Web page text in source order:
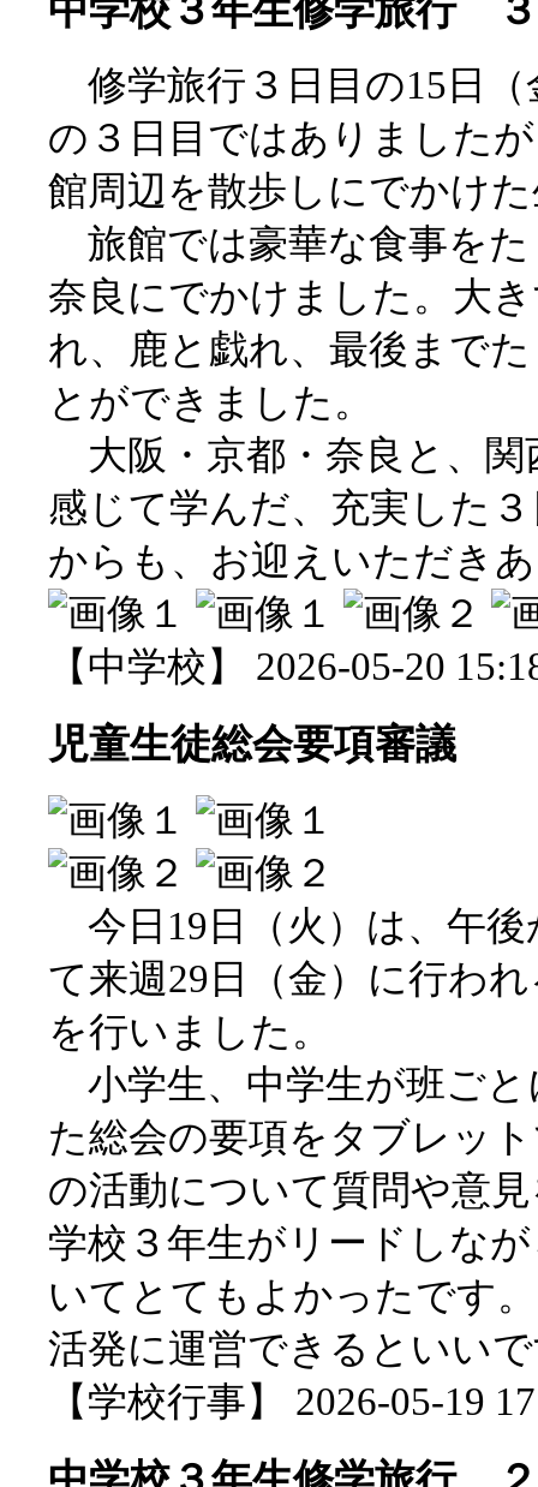
中学校３年生修学旅行 ３
修学旅行３日目の15日
の３日目ではありました
館周辺を散歩しにでかけ
旅館では豪華な食事を
奈良にでかけました。大
れ、鹿と戯れ、最後まで
とができました。
大阪・京都・奈良と、関
感じて学んだ、充実した
からも、お迎えいただき
【中学校】 2026-05-20
児童生徒総会要項審議
今日19日（火）は、午
て来週29日（金）に行わ
を行いました。
小学生、中学生が班ごと
た総会の要項をタブレッ
の活動について質問や意
学校３年生がリードしな
いてとてもよかったです
活発に運営できるといい
【学校行事】 2026-05-19